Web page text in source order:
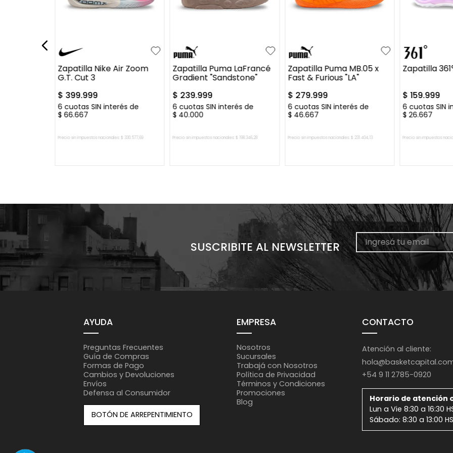
46.5
Zapatilla Nike Air Zoom
G.T. Cut 3
$ 399.999
6cuotas SIN interés de
$ 66.667
Precio sin impuestos nacionales: $ 330 577, 69
42
Zapatilla Puma LaFrancé
Gradient "Sandstone"
$ 239.999
6 cuotas SIN interés de
$ 40.000
Precio sin impuestos nacionales: $ 198 346,28
43
Zapatilla Puma MB.05 x
Fast & Furious "LA"
$ 279.999
6 cuotas SIN interés de
$ 46.667
Precio sin impuestos nacionales: $ 231 404 13
Zapatilla
$ 159.999
6 cuotas SIN
$ 26.667
Precio sin impuestos
SUSCRIBITE AL NEWSLETTER
AYUDA
Preguntas Frecuentes
Guía de Compras
Formas de Pago
Cambios y Devoluciones
Envíos
Defensa al Consumidor
BOTÓN DE ARREPENTIMIENTO
EMPRESA
Nosotros
Sucursales
Trabajá con Nosotros
Política de Privacidad
Términos y Condiciones
Promociones
Blog
CONTACTO
Atención al cliente:
+54 9 11 2785-0920
Horario de atención
Lun a Vie 8:30 a 16:30
Sábado: 8:30 a 13:00 HS